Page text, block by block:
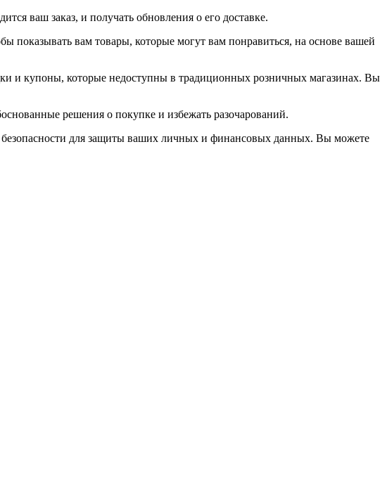
ваш заказ, и получать обновления о его доставке.
показывать вам товары, которые могут вам понравиться, на основе вашей
и купоны, которые недоступны в традиционных розничных магазинах. Вы
решения о покупке и избежать разочарований.
для защиты ваших личных и финансовых данных. Вы можете